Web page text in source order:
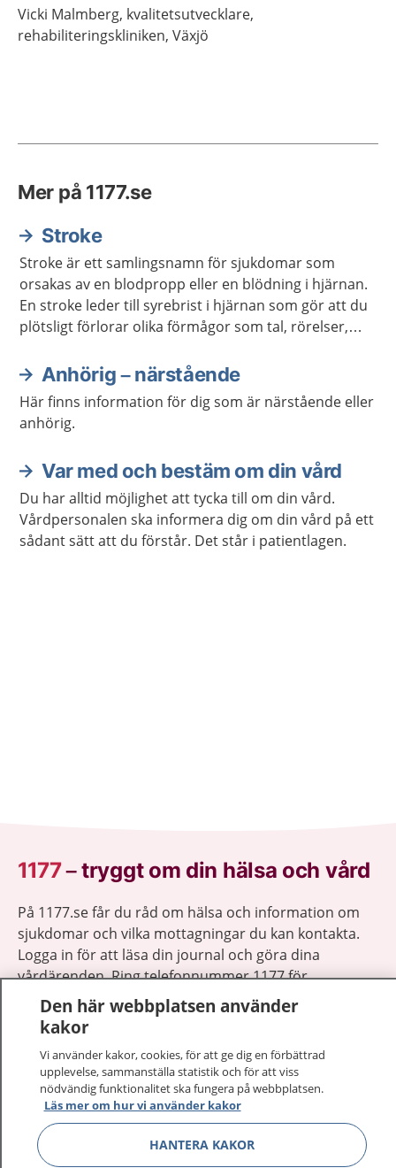
Vicki Malmberg, kvalitetsutvecklare,
rehabiliteringskliniken, Växjö
Mer på 1177.se
Stroke
Stroke är ett samlingsnamn för sjukdomar som
orsakas av en blodpropp eller en blödning i hjärnan.
En stroke leder till syrebrist i hjärnan som gör att du
plötsligt förlorar olika förmågor som tal, rörelser,
omedelbar vård på sjukhus. Ring genast 112 om du
själv eller någon i närheten har symtom som kan
bero på stroke.
Anhörig – närstående
Här finns information för dig som är närstående eller
anhörig.
Var med och bestäm om din vård
Du har alltid möjlighet att tycka till om din vård.
Vårdpersonalen ska informera dig om din vård på ett
sådant sätt att du förstår. Det står i patientlagen.
1177–tryggt om din hälsa och vård
På 1177.se får du råd om hälsa och information om
sjukdomar och vilka mottagningar du kan kontakta.
Logga in för att läsa din journal och göra dina
vårdärenden. Ring telefonnummer 1177 för
sjukvårdsrådgivning dygnet runt.
1177 ger dig råd när du vill må bättre.
1177 på flera språk Visa
Den här webbplatsen använder
kakor
Vi använder kakor, cookies, för att ge dig en förbättrad
upplevelse, sammanställa statistik och för att viss
nödvändig funktionalitet ska fungera på webbplatsen.
Läs mer om hur vi använder kakor
HANTERA KAKOR